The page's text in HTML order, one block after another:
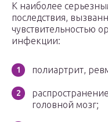
К наиболее
последствия,
чувствительностью
инфекции:
полиартрит,
головной мозг;